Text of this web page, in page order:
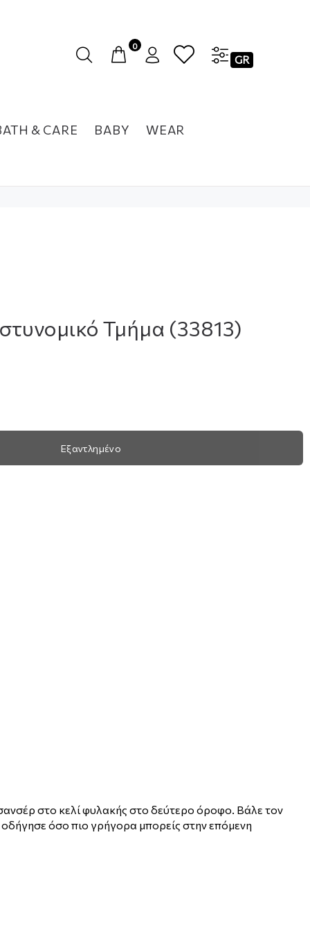
0
GR
& CARE BABY WEAR
Τμήμα (33813)
Εξαντλημένο
στο κελί φυλακής στο δεύτερο όροφο. Βάλε τον
όσο πιο γρήγορα μπορείς στην επόμενη